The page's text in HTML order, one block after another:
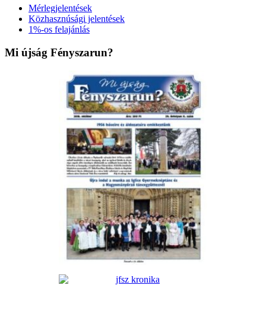
Mérlegjelentések
Közhasznúsági jelentések
1%-os felajánlás
Mi újság Fényszarun?